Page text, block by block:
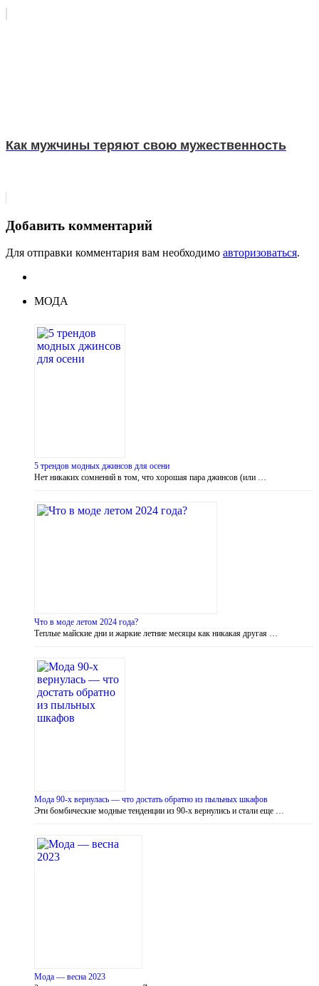
Как мужчины теряют свою мужественность
Добавить комментарий
Для отправки комментария вам необходимо авторизоваться.
МОДА
5 трендов модных джинсов для осени
Нет никаких сомнений в том, что хорошая пара джинсов (или …
Что в моде летом 2024 года?
Теплые майские дни и жаркие летние месяцы как никакая другая …
Мода 90-х вернулась — что достать обратно из пыльных шкафов
Эти бомбические модные тенденции из 90-х вернулись и стали еще …
Мода — весна 2023